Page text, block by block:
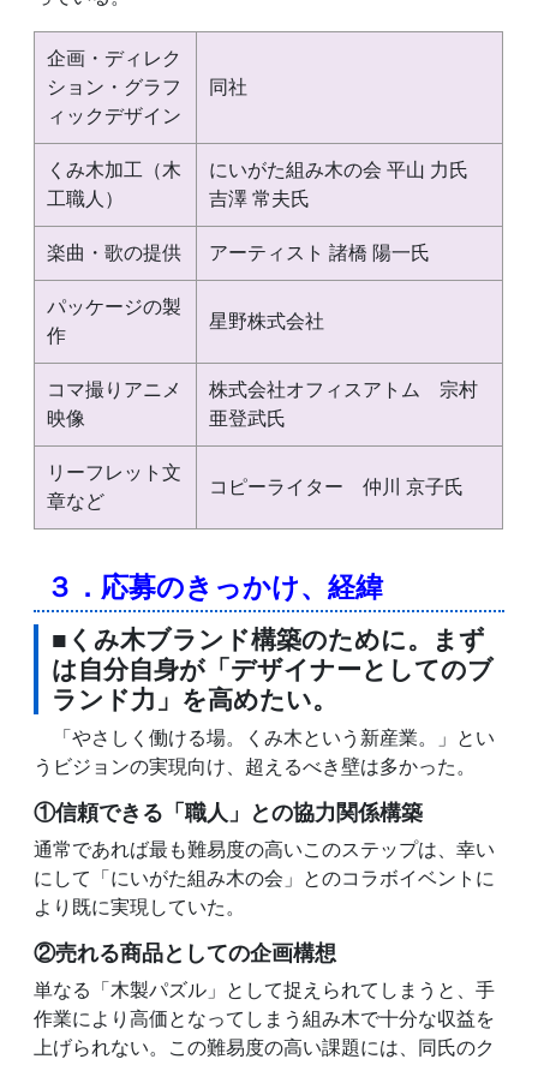
企画・ディレク
ション・グラフ
ィックデザイン
同社
くみ木加工（木
工職人）
にいがた組み木の会 平山 力氏
吉澤 常夫氏
楽曲・歌の提供 アーティスト 諸橋 陽一氏
パッケージの製
作
星野株式会社
コマ撮りアニメ
映像
株式会社オフィスアトム 宗村
亜登武氏
リーフレット文
章など
コピーライター 仲川 京子氏
３．応募のきっかけ、経緯
■くみ木ブランド構築のために。まず
は自分自身が「デザイナーとしてのブ
ランド力」を高めたい。
「やさしく働ける場。くみ木という新産業。」とい
うビジョンの実現向け、超えるべき壁は多かった。
①信頼できる「職人」との協力関係構築
通常であれば最も難易度の高いこのステップは、幸い
にして「にいがた組み木の会」とのコラボイベントに
より既に実現していた。
②売れる商品としての企画構想
単なる「木製パズル」として捉えられてしまうと、手
作業により高価となってしまう組み木で十分な収益を
上げられない。この難易度の高い課題には、同氏のク